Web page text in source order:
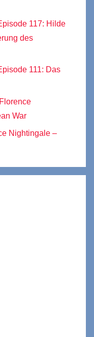
117: Hilde
des
111: Das
War
Nightingale –